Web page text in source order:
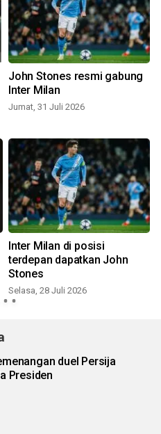
John Stones resmi gabung
Inter Milan
Jumat, 31 Juli 2026
Inter Milan di posisi
terdepan dapatkan John
Stones
Selasa, 28 Juli 2026
duel Persija
Presiden